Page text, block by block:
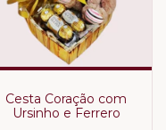
Cesta Coração com
Ursinho e Ferrero